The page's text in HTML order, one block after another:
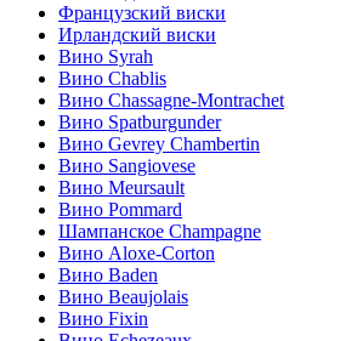
Французский виски
Ирландский виски
Вино Syrah
Вино Chablis
Вино Chassagne-Montrachet
Вино Spatburgunder
Вино Gevrey Chambertin
Вино Sangiovese
Вино Meursault
Вино Pommard
Шампанское Champagne
Вино Aloxe-Corton
Вино Baden
Вино Beaujolais
Вино Fixin